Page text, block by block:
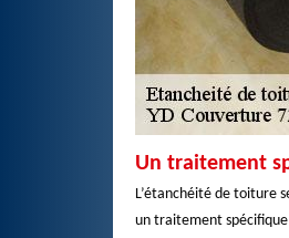
Un traitement
L’étanchéité de toiture
un traitement